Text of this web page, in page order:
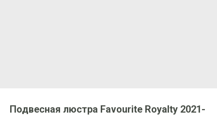
Подвесная люстра Favourite Royalty 2021-